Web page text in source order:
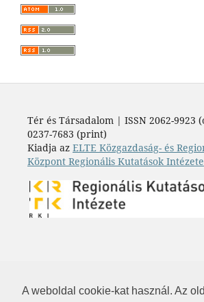
A weboldal cookie-kat használ. Az
Tér és Társadalom | ISSN 2062-9923
0237-7683 (print)
Kiadja az ELTE Közgazdaság- és
Központ Regionális Kutatások Intézete